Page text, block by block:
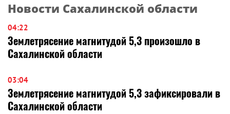
Новости Сахалинской области
04:22
Землетрясение магнитудой 5,3 произошло в
Сахалинской области
03:04
Землетрясение магнитудой 5,3 зафиксировали в
Сахалинской области